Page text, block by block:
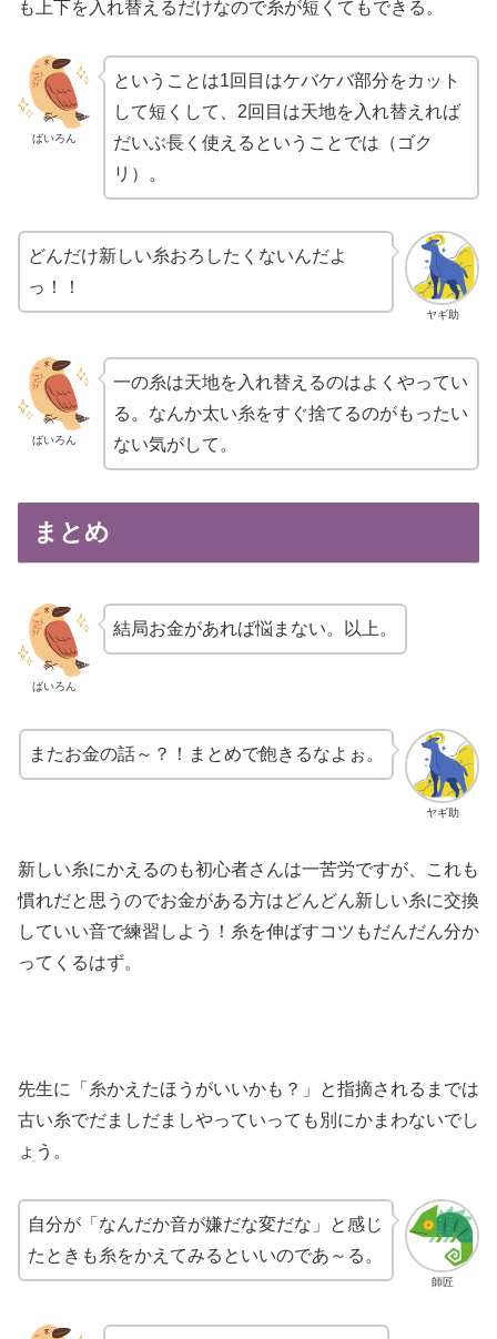
も上下を入れ替えるだけなので糸が短くてもできる。
ばいろん
ということは1回目はケバケバ部分をカット
して短くして、2回目は天地を入れ替えれば
だいぶ長く使えるということでは（ゴク
リ）。
ヤギ助
どんだけ新しい糸おろしたくないんだよ
っ！！
ばいろん
一の糸は天地を入れ替えるのはよくやってい
る。なんか太い糸をすぐ捨てるのがもったい
ない気がして。
まとめ
ばいろん
結局お金があれば悩まない。以上。
ヤギ助
またお金の話～？！まとめで飽きるなよぉ。
新しい糸にかえるのも初心者さんは一苦労ですが、これも
慣れだと思うのでお金がある方はどんどん新しい糸に交換
していい音で練習しよう！糸を伸ばすコツもだんだん分か
ってくるはず。
先生に「糸かえたほうがいいかも？」と指摘されるまでは
古い糸でだましだましやっていっても別にかまわないでし
ょう。
師匠
自分が「なんだか音が嫌だな変だな」と感じ
たときも糸をかえてみるといいのであ～る。